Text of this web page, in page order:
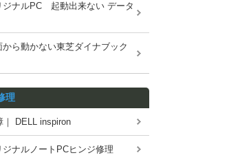
ジナルPC 起動出来ない データ
から動かない東芝ダイナブック
理
｜ DELL inspiron
ジナルノートPCヒンジ修理